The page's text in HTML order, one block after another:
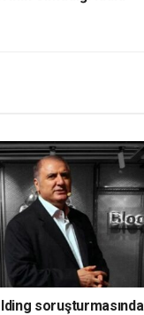
soruşturmasında